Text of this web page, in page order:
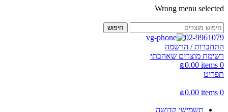
Wrong menu selected
חיפוש
02-9961079
התחברות / הרשמה
רשימת מוצרים שאהבתי
0
items
₪0.00
תפריט
0
items
₪0.00
תשמישי קדושה